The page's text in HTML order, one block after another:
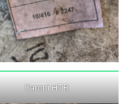
Caroni HTR